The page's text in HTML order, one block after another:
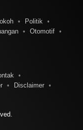
Politik
Otomotif
Disclaimer